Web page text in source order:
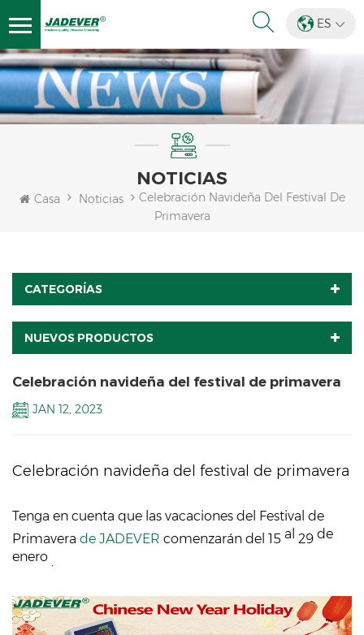
ES
NOTICIAS
Casa Noticias
Celebración Navideña Del Festival De
Primavera
CATEGORÍAS
NUEVOS PRODUCTOS
Celebración navideña del festival de primavera
JAN 12, 2023
Celebración navideña del festival de primavera
Tenga en cuenta que las vacaciones del Festival de
Primavera de JADEVER comenzarán del 15 al 29 de
enero .